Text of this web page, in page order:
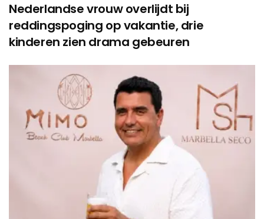
Nederlandse vrouw overlijdt bij
reddingspoging op vakantie, drie
kinderen zien drama gebeuren